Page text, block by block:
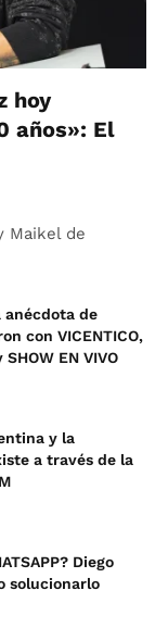
hoy
años»: El
Maikel de
anécdota de
con VICENTICO,
EN VIVO
y la
a través de la
Diego
solucionarlo